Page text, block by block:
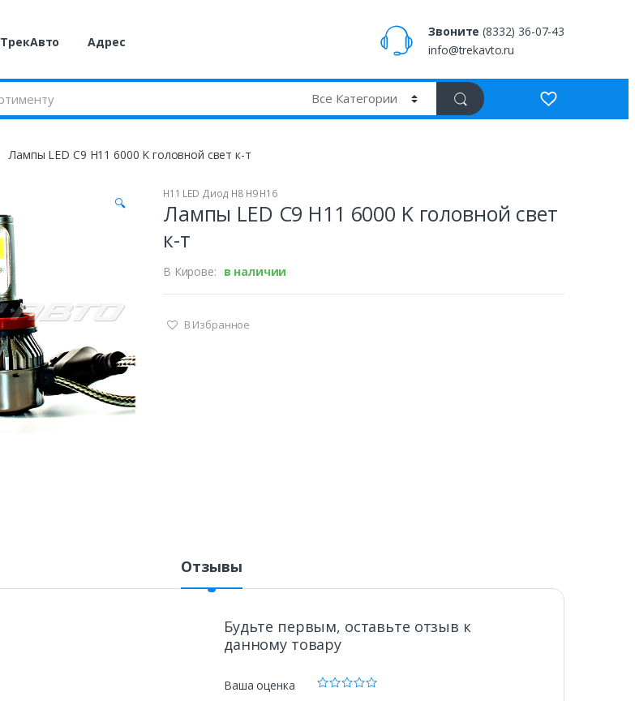
ТрекАвто Адрес
Звоните (8332) 36-07-43
info@trekavto.ru
Лампы LED C9 H11 6000 K головной свет к-т
🔍
H11 LED Диод H8 H9 H16
Лампы LED C9 H11 6000 K головной свет
к-т
В Кирове: в наличии
В Избранное
Отзывы
Будьте первым, оставьте отзыв к
данному товару
Ваша оценка